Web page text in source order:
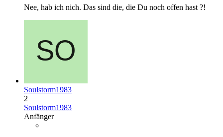
Nee, hab ich nich. Das sind die, die Du noch offen hast ?!
Soulstorm1983
2
Soulstorm1983
Anfänger